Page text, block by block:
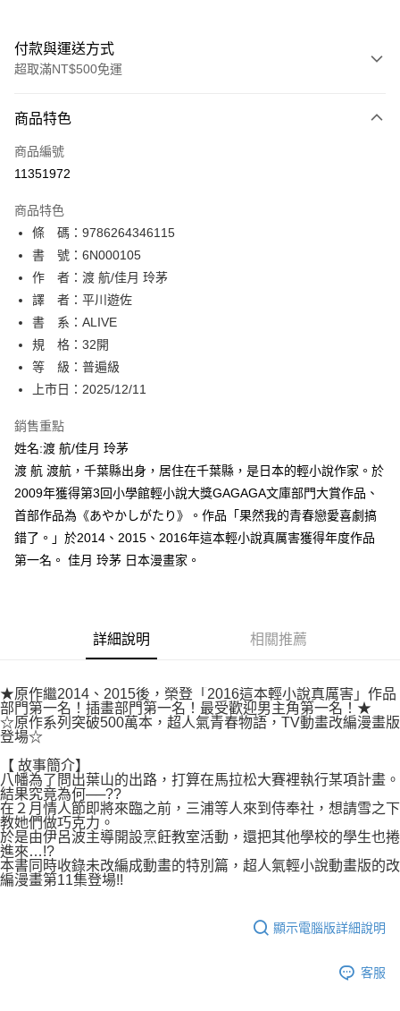
付款與運送方式
超取滿NT$500免運
信用卡一次付款
超商取貨付款
相關說明
【關於「AFTEE先享後付」】
AFTEE先享後付是「在收到商品之後才付款」的支付方式。 讓您購物簡單
便利好安心！
１．簡單：不需註冊會員、不需綁卡、不需儲值。
２．便利：只要手機號碼，簡訊認證，即可結帳。
３．安心：先確認商品／服務後，再付款。
【「AFTEE先享後付」結帳流程】
１．於結帳方式選擇「AFTEE先享後付」後，將跳轉至「AFTEE先享後付」
結帳頁面，進行簡訊認證並確認金額後，即可完成結帳。
２．訂單成立數日內，您將收到繳費通知簡訊。
ATM／網路銀行／等多元方式進行付款，方視為交易完成。
※ 請注意：結帳手續完成當下不需立刻繳費，但若您需要取消訂單，請聯絡
購買商品的店家。未經商家同意取消之訂單仍視為有效，需透過AFTEE先享
後付繳納相關費用。
※ 交易是否成功請以「AFTEE先享後付 」之結帳頁面顯示為準，若有關於
是否繳費成功／繳費後需取消欲退款等相關疑問，請聯繫「AFTEE先享後付
【注意事項】
https://aftee.tw/terms/#terms3
３．未成年的使用者請事先徵得法定代理人或監護人之同意方可使用
任。
４．使用「AFTEE先享後付」時，將依據個別帳號之用戶狀況，依本公司即
時審查核予不同之上限額度；若仍有額度不足之情形，本公司將視審查結果
請求用戶進行身份認證。
恩沛科技股份有限公司將有權停止該用戶之使用額度並採取法律行動。
ATM付款
運送方式
全家取貨付款
每筆NT$80，滿NT$500(含以上)免運費
付款後全家取貨
每筆NT$80，滿NT$500(含以上)免運費
付款後萊爾富取貨
每筆NT$80，滿NT$500(含以上)免運費
7-11取貨付款
每筆NT$80，滿NT$500(含以上)免運費
每筆NT$100，滿NT$800(含以上)免運費
國家/地區配送 查看運費
商品特色
商品編號
11351972
商品特色
條 碼：9786264346115
書 號：6N000105
作 者：渡 航/佳月 玲茅
譯 者：平川遊佐
書 系：ALIVE
規 格：32開
等 級：普遍級
上市日：2025/12/11
銷售重點
姓名:渡 航/佳月 玲茅
渡 航 渡航，千葉縣出身，居住在千葉縣，是日本的輕小說作家。於
2009年獲得第3回小學館輕小說大獎GAGAGA文庫部門大賞作品、
首部作品為《あやかしがたり》。作品「果然我的青春戀愛喜劇搞
錯了。」於2014、2015、2016年這本輕小說真厲害獲得年度作品
第一名。 佳月 玲茅 日本漫畫家。
詳細說明 相關推薦
★原作繼2014、2015後，榮登「2016這本輕小說真厲害」作品
部門第一名！插畫部門第一名！最受歡迎男主角第一名！★
☆原作系列突破500萬本，超人氣青春物語，TV動畫改編漫畫版
登場☆
【 故事簡介】
八幡為了問出葉山的出路，打算在馬拉松大賽裡執行某項計畫。
結果究竟為何──??
在２月情人節即將來臨之前，三浦等人來到侍奉社，想請雪之下
教她們做巧克力。
於是由伊呂波主導開設烹飪教室活動，還把其他學校的學生也捲
進來…!?
本書同時收錄未改編成動畫的特別篇，超人氣輕小說動畫版的改
編漫畫第11集登場!!
顯示電腦版詳細說明
客服